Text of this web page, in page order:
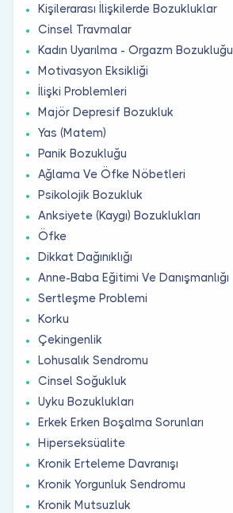
Kişilerarası İlişkilerde Bozukluklar
Cinsel Travmalar
Kadın Uyarılma - Orgazm Bozukluğu
Motivasyon Eksikliği
İlişki Problemleri
Majör Depresif Bozukluk
Yas (Matem)
Panik Bozukluğu
Ağlama Ve Öfke Nöbetleri
Psikolojik Bozukluk
Anksiyete (Kaygı) Bozuklukları
Öfke
Dikkat Dağınıklığı
Anne-Baba Eğitimi Ve Danışmanlığı
Sertleşme Problemi
Korku
Çekingenlik
Lohusalık Sendromu
Cinsel Soğukluk
Uyku Bozuklukları
Erkek Erken Boşalma Sorunları
Hiperseksüalite
Kronik Erteleme Davranışı
Kronik Yorgunluk Sendromu
Kronik Mutsuzluk